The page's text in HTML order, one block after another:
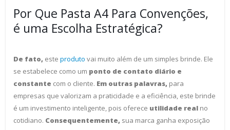
Por Que Pasta A4 Para Convenções,
é uma Escolha Estratégica?
De fato, este produto vai muito além de um simples brinde. Ele
se estabelece como um ponto de contato diário e
constante com o cliente. Em outras palavras, para
empresas que valorizam a praticidade e a eficiência, este brinde
é um investimento inteligente, pois oferece utilidade real no
cotidiano. Consequentemente, sua marca ganha exposição